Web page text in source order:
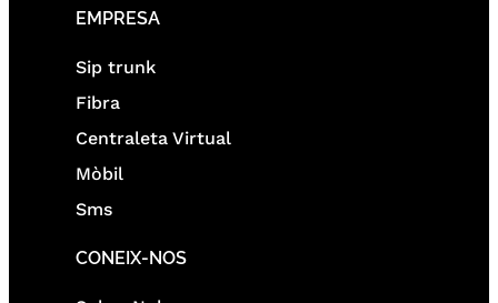
EMPRESA
Sip trunk
Fibra
Centraleta Virtual
Mòbil
Sms
CONEIX-NOS